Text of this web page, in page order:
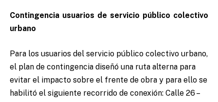
Contingencia usuarios de servicio público colectivo
urbano
Para los usuarios del servicio público colectivo urbano,
el plan de contingencia diseñó una ruta alterna para
evitar el impacto sobre el frente de obra y para ello se
habilitó el siguiente recorrido de conexión: Calle 26 –